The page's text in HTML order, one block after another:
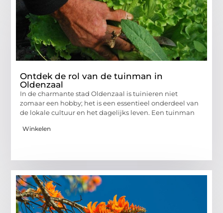
Ontdek de rol van de tuinman in
Oldenzaal
In de charmante stad Oldenzaal is tuinieren niet
zomaar een hobby; het is een essentieel onderdeel van
de lokale cultuur en het dagelijks leven. Een tuinman
Winkelen